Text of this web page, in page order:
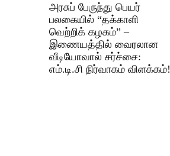
அரசுப் பேருந்து பெயர்
பலகையில் “தக்காளி
வெற்றிக் கழகம்” –
இணையத்தில் வைரலான
வீடியோவால் சர்ச்சை:
எம்.டி.சி நிர்வாகம் விளக்கம்!